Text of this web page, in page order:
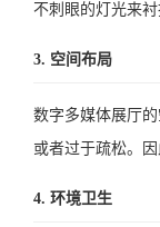
不刺眼的灯光来
3. 空间布局
数字多媒体展厅
或者过于疏松。
4. 环境卫生